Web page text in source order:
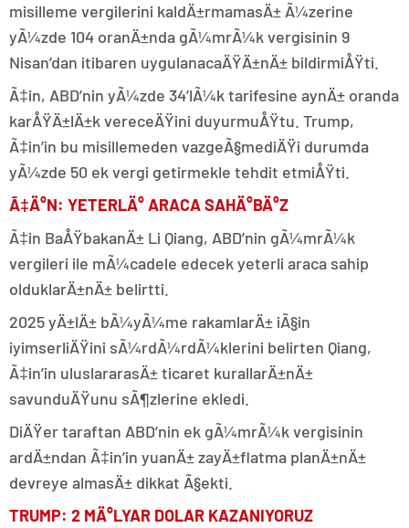
misilleme vergilerini kaldÄ±rmamasÄ± Ã¼zerine
yÃ¼zde 104 oranÄ±nda gÃ¼mrÃ¼k vergisinin 9
Nisan’dan itibaren uygulanacaÄŸÄ±nÄ± bildirmiÅŸti.
Ã‡in, ABD’nin yÃ¼zde 34’lÃ¼k tarifesine aynÄ± oranda
karÅŸÄ±lÄ±k vereceÄŸini duyurmuÅŸtu. Trump,
Ã‡in’in bu misillemeden vazgeÃ§mediÄŸi durumda
yÃ¼zde 50 ek vergi getirmekle tehdit etmiÅŸti.
Ã‡Ä°N: YETERLÄ° ARACA SAHÄ°BÄ°Z
Ã‡in BaÅŸbakanÄ± Li Qiang, ABD’nin gÃ¼mrÃ¼k
vergileri ile mÃ¼cadele edecek yeterli araca sahip
olduklarÄ±nÄ± belirtti.
2025 yÄ±lÄ± bÃ¼yÃ¼me rakamlarÄ± iÃ§in
iyimserliÄŸini sÃ¼rdÃ¼rdÃ¼klerini belirten Qiang,
Ã‡in’in uluslararasÄ± ticaret kurallarÄ±nÄ±
savunduÄŸunu sÃ¶zlerine ekledi.
DiÄŸer taraftan ABD’nin ek gÃ¼mrÃ¼k vergisinin
ardÄ±ndan Ã‡in’in yuanÄ± zayÄ±flatma planÄ±nÄ±
devreye almasÄ± dikkat Ã§ekti.
TRUMP: 2 MÄ°LYAR DOLAR KAZANIYORUZ